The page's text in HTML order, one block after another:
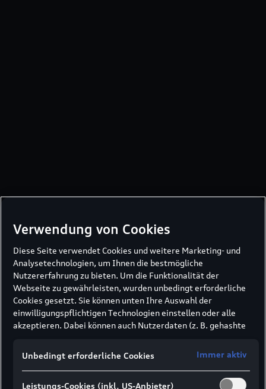
Verwendung von Cookies
Diese Seite verwendet Cookies und weitere Marketing- und
Analysetechnologien, um Ihnen die bestmögliche
Nutzererfahrung zu bieten. Um die Funktionalität der
Webseite zu gewährleisten, wurden unbedingt erforderliche
Cookies gesetzt. Sie können unten Ihre Auswahl der
einwilligungspflichtigen Technologien einstellen oder alle
akzeptieren. Dabei können auch Nutzerdaten (z. B. gehashte
Formularabsendung) an unsere Partner (z. B. Google)
übermittelt werden, um die Nutzung der Website zu
Unbedingt erforderliche Cookies Immer aktiv
Leistungs-Cookies (inkl. US-Anbieter)